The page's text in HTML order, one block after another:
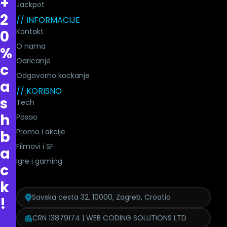
2
0
%
c
a
s
h
b
a
c
k
!
Jackpot
// INFORMACIJE
Kontakt
O nama
Odricanje
Odgovorno kockanje
// KORISNO
Tech
Posao
Promo i akcije
Filmovi i SF
Igre i gaming
Savska cesta 32, 10000, Zagreb, Croatia
CRN 13879174 | WEB CODING SOLUTIONS LTD